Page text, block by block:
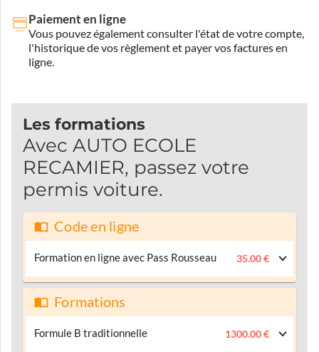
Paiement en ligne
Vous pouvez également consulter l'état de votre compte,
l'historique de vos règlement et payer vos factures en
ligne.
Les formations
Avec AUTO ECOLE
RECAMIER, passez votre
permis voiture.
Code en ligne
Formation en ligne avec Pass Rousseau 35.00 €
Formations
Formule B traditionnelle 1300.00 €